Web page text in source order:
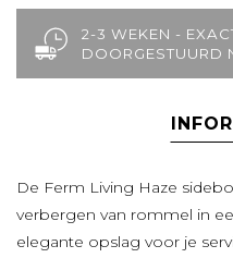
2-3 WEKEN -
DOORGESTUURD
De Ferm Living Haze
verbergen van rommel in
elegante opslag voor je